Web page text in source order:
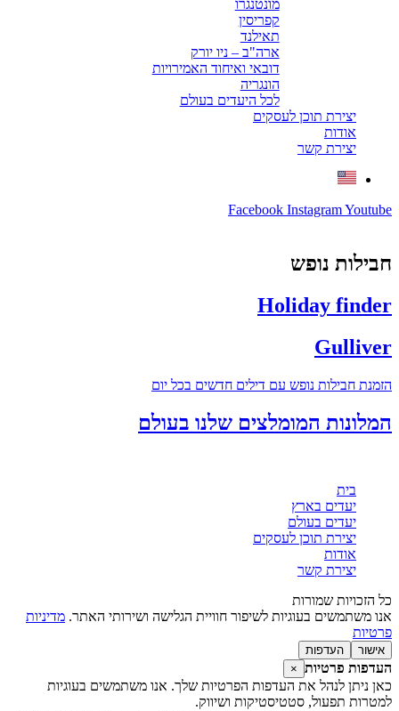
מונטנגרו
קפריסין
תאילנד
ארה"ב – ניו יורק
דובאי ואיחוד האמירויות
הונגריה
לכל היעדים בעולם
יצירת תוכן לעסקים
אודות
יצירת קשר
Facebook Instagram
נופש
Holiday
חבילות נופש עם דילים חדשים בכל יום
המומלצים שלנו בעולם
בית
יעדים בארץ
יעדים בעולם
יצירת תוכן לעסקים
אודות
יצירת קשר
הזכויות שמורות
משתמשים בעוגיות לשיפור חוויית הגלישה ושירותי האתר.מדיניות
אישור העדפות
פרטיות ×
ניתן לנהל את העדפות הפרטיות שלך. אנו משתמשים בעוגיות
תפעול, סטטיסטיקות ושיווק.